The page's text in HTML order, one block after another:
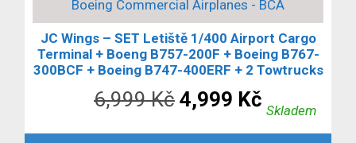
Boeing Commercial Airplanes - BCA
JC Wings – SET Letiště 1/400 Airport Cargo
Terminal + Boeng B757-200F + Boeing B767-
300BCF + Boeing B747-400ERF + 2 Towtrucks
6,999Kč Původní
cena
4,999 Kč
cena
Skladem